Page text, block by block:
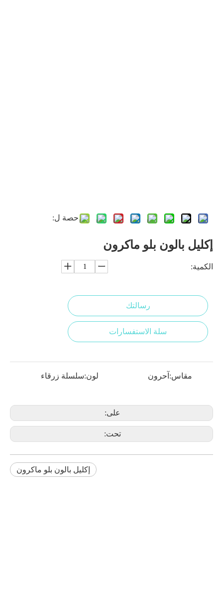
حصة ل:
إكليل بالون بلو ماكرون
الكمية:
رسالتك
سلة الاستفسارات
لون:سلسلة زرقاء مقاس: آحرون
على:
تحت:
إكليل بالون بلو ماكرون